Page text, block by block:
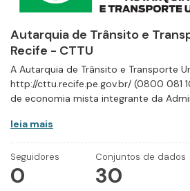
Autarquia de Trânsito e
Recife - CTTU
A Autarquia de Trânsito e Transporte
http://cttu.recife.pe.gov.br/ (0800 081
de economia mista integrante da
leia mais
Seguidores
0
Conjuntos de dados
30